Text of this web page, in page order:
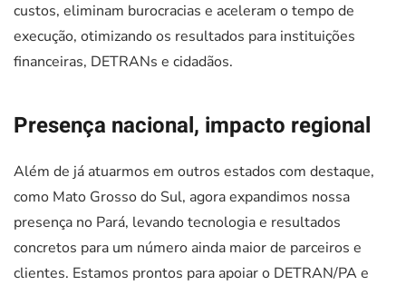
custos, eliminam burocracias e aceleram o tempo de
execução, otimizando os resultados para instituições
financeiras, DETRANs e cidadãos.
Presença nacional, impacto regional
Além de já atuarmos em outros estados com destaque,
como Mato Grosso do Sul, agora expandimos nossa
presença no Pará, levando tecnologia e resultados
concretos para um número ainda maior de parceiros e
clientes. Estamos prontos para apoiar o DETRAN/PA e